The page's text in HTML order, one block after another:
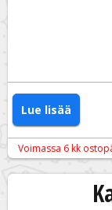
Lue lisää
Voimassa 6 kk